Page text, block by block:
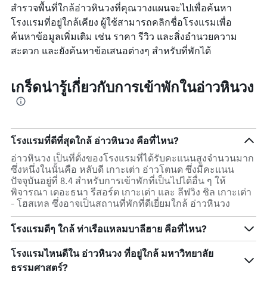
สำรวจพื้นที่ใกล้อ่าวหินวงที่คุณวางแผนจะไปเพื่อค้นหา
โรงแรมที่อยู่ใกล้เคียง ผู้ใช้สามารถคลิกชื่อโรงแรมเพื่อ
ค้นหาข้อมูลเพิ่มเติม เช่น ราคา รีวิว และสิ่งอำนวยความ
สะดวก และยังค้นหาข้อเสนอต่างๆ สำหรับที่พักได้
เกร็ดน่ารู้เกี่ยวกับการเข้าพักในอ่าวหินวง
โรงแรมที่ดีที่สุดใกล้ อ่าวหินวง คือที่ไหน?
อ่าวหินวง เป็นที่ตั้งของโรงแรมที่ได้รับคะแนนสูงจำนวนมาก
ซึ่งหนึ่งในนั้นคือ หลับดี เกาะเต่า อ่าวโตนด ซึ่งมีคะแนน
ปัจจุบันอยู่ที่ 8.4 สำหรับการเข้าพักที่เป็นไปได้อื่น ๆ ให้
พิจารณา เดอะธนา รีสอร์ต เกาะเต่า และ ลีฟวิง ชิล เกาะเต่า
- โฮสเทล ซึ่งอาจเป็นสถานที่พักที่ดีเยี่ยมใกล้ อ่าวหินวง
โรงแรมดีๆ ใกล้ ท่าเรือแหลมบาลีฮาย คือที่ไหน?
โรงแรมไหนดีใน อ่าวหินวง ที่อยู่ใกล้ มหาวิทยาลัย
ธรรมศาสตร์?